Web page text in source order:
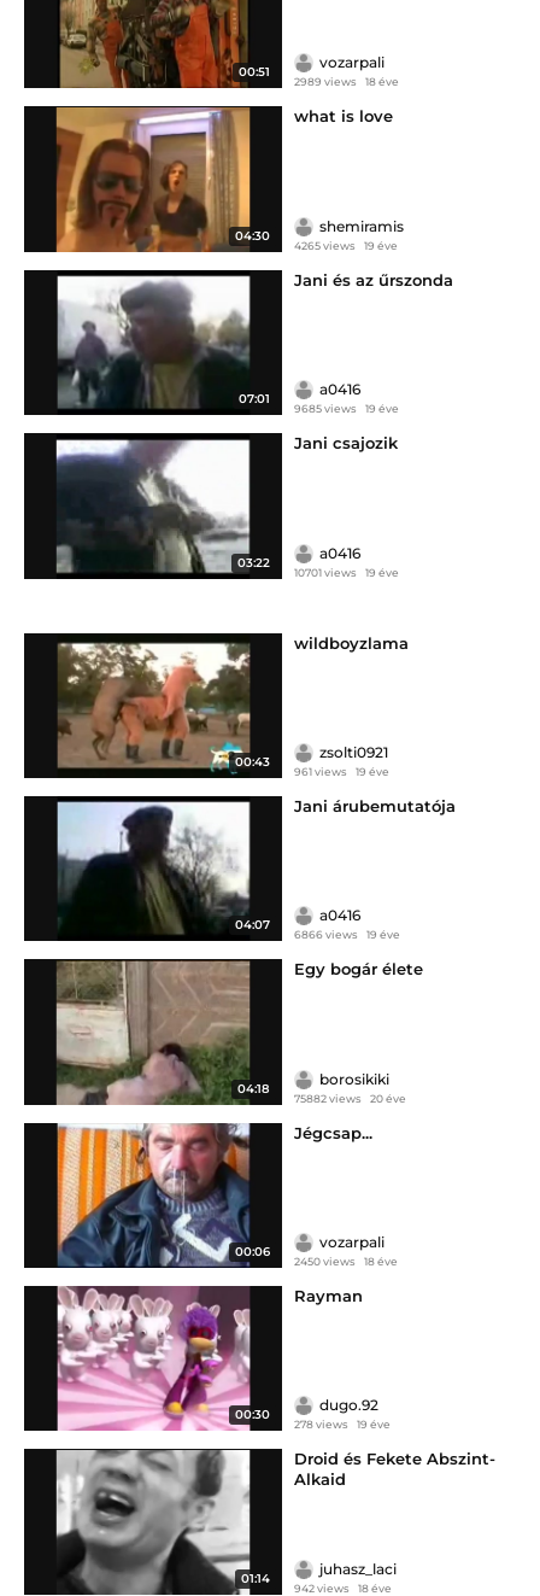
00:51
vozarpali
2989 views 18 éve
04:30
what is love
shemiramis
4265 views 19 éve
07:01
Jani és az űrszonda
a0416
9685 views 19 éve
03:22
Jani csajozik
a0416
10701 views 19 éve
00:43
wildboyzlama
zsolti0921
961 views 19 éve
04:07
Jani árubemutatója
a0416
6866 views 19 éve
04:18
Egy bogár élete
borosikiki
75882 views 20 éve
00:06
Jégcsap...
vozarpali
2450 views 18 éve
00:30
Rayman
dugo.92
278 views 19 éve
01:14
Droid és Fekete Abszint-
Alkaid
juhasz_laci
942 views 18 éve